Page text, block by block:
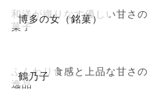
博多の女（銘菓）
和洋が織りなす優しい甘さの
菓子
鶴乃子
ふんわり食感と上品な甘さの
逸品